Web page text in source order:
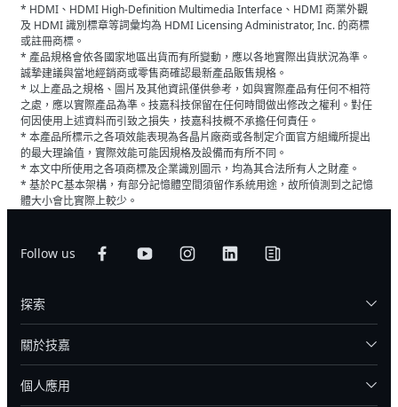
* HDMI、HDMI High-Definition Multimedia Interface、HDMI 商業外觀
及 HDMI 識別標章等詞彙均為 HDMI Licensing Administrator, Inc. 的商標
或註冊商標。
* 產品規格會依各國家地區出貨而有所變動，應以各地實際出貨狀況為準。
誠摯建議與當地經銷商或零售商確認最新產品販售規格。
* 以上產品之規格、圖片及其他資訊僅供參考，如與實際產品有任何不相符
之處，應以實際產品為準。技嘉科技保留在任何時間做出修改之權利。對任
何因使用上述資料而引致之損失，技嘉科技概不承擔任何責任。
* 本產品所標示之各項效能表現為各晶片廠商或各制定介面官方組織所提出
的最大理論值，實際效能可能因規格及設備而有所不同。
* 本文中所使用之各項商標及企業識別圖示，均為其合法所有人之財產。
* 基於PC基本架構，有部分記憶體空間須留作系統用途，故所偵測到之記憶
體大小會比實際上較少。
Follow us
探索
關於技嘉
個人應用